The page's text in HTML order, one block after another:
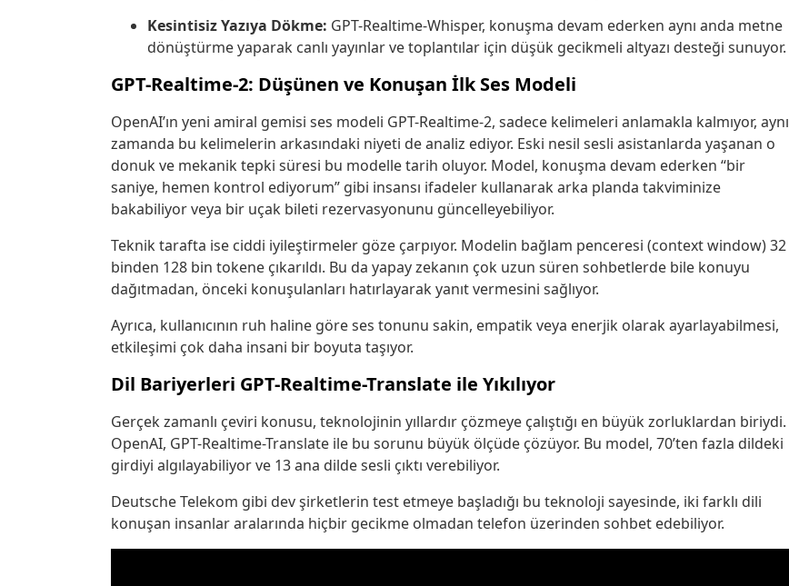
Kesintisiz Yazıya Dökme: GPT-Realtime-Whisper, konuşma devam ederken aynı anda metne
dönüştürme yaparak canlı yayınlar ve toplantılar için düşük gecikmeli altyazı desteği sunuyor.
GPT-Realtime-2: Düşünen ve Konuşan İlk Ses Modeli
OpenAI’ın yeni amiral gemisi ses modeli GPT-Realtime-2, sadece kelimeleri anlamakla kalmıyor, aynı
zamanda bu kelimelerin arkasındaki niyeti de analiz ediyor. Eski nesil sesli asistanlarda yaşanan o
donuk ve mekanik tepki süresi bu modelle tarih oluyor. Model, konuşma devam ederken “bir
saniye, hemen kontrol ediyorum” gibi insansı ifadeler kullanarak arka planda takviminize
bakabiliyor veya bir uçak bileti rezervasyonunu güncelleyebiliyor.
Teknik tarafta ise ciddi iyileştirmeler göze çarpıyor. Modelin bağlam penceresi (context window) 32
binden 128 bin tokene çıkarıldı. Bu da yapay zekanın çok uzun süren sohbetlerde bile konuyu
dağıtmadan, önceki konuşulanları hatırlayarak yanıt vermesini sağlıyor.
Ayrıca, kullanıcının ruh haline göre ses tonunu sakin, empatik veya enerjik olarak ayarlayabilmesi,
etkileşimi çok daha insani bir boyuta taşıyor.
Dil Bariyerleri GPT-Realtime-Translate ile Yıkılıyor
Gerçek zamanlı çeviri konusu, teknolojinin yıllardır çözmeye çalıştığı en büyük zorluklardan biriydi.
OpenAI, GPT-Realtime-Translate ile bu sorunu büyük ölçüde çözüyor. Bu model, 70’ten fazla dildeki
girdiyi algılayabiliyor ve 13 ana dilde sesli çıktı verebiliyor.
Deutsche Telekom gibi dev şirketlerin test etmeye başladığı bu teknoloji sayesinde, iki farklı dili
konuşan insanlar aralarında hiçbir gecikme olmadan telefon üzerinden sohbet edebiliyor.